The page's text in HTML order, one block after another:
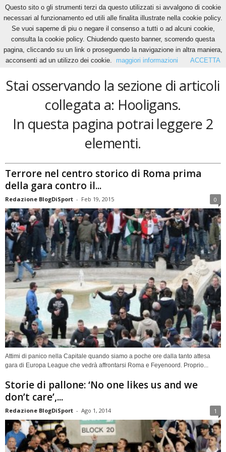
Home Tags Hooligans
Hooligans
Stai osservando la sezione di articoli
collegata a: Hooligans.
In questa pagina potrai leggere 2
elementi.
Terrore nel centro storico di Roma prima
della gara contro il...
Redazione BlogDiSport - Feb 19, 2015 0
Attimi di panico nella Capitale quando siamo a poche ore dalla tanto attesa
gara di Europa League che vedrà affrontarsi Roma e Feyenoord. Proprio...
Storie di pallone: ‘No one likes us and we
don’t care’,...
Redazione BlogDiSport - Ago 1, 2014 1
Questo sito o gli strumenti terzi da questo utilizzati si avvalgono di cookie
necessari al funzionamento ed utili alle finalita illustrate nella cookie policy.
Se vuoi saperne di piu o negare il consenso a tutti o ad alcuni cookie,
consulta la cookie policy. Chiudendo questo banner, scorrendo questa
pagina, cliccando su un link o proseguendo la navigazione in altra maniera,
acconsenti ad un utilizzo dei cookie.
maggiori informazioni ACCETTA